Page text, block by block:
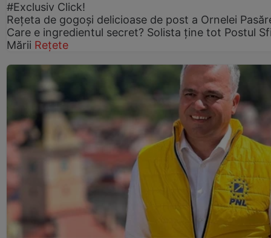
#Exclusiv Click!
Rețeta de gogoşi delicioase de post a Ornelei
Care e ingredientul secret? Solista ține tot Postul
Mării Rețete